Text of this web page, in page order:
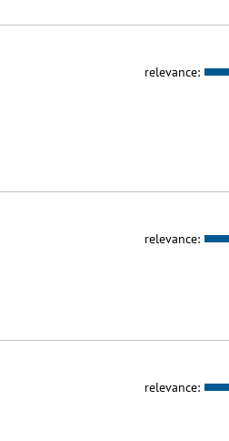
relevance:
relevance:
relevance: